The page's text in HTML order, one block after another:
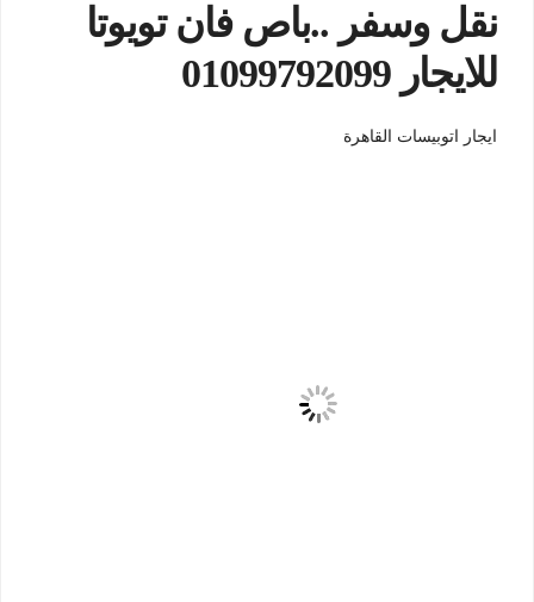
نقل وسفر ..باص فان تويوتا
للايجار 01099792099
ايجار اتوبيسات القاهرة